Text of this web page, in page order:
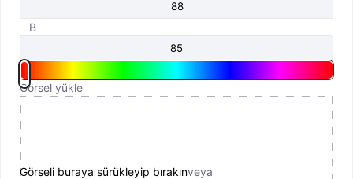
B
Görsel yükle
Görseli buraya sürükleyip bırakınveya